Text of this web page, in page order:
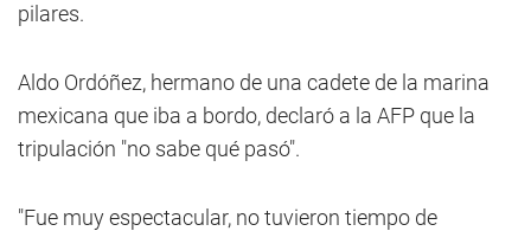
pilares.
Aldo Ordóñez, hermano de una cadete de la marina
mexicana que iba a bordo, declaró a la AFP que la
tripulación "no sabe qué pasó".
"Fue muy espectacular, no tuvieron tiempo de